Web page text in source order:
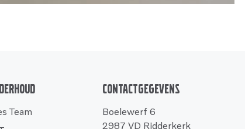
Team
Contactgegevens
Boelewerf 6
2987 VD Ridderkerk